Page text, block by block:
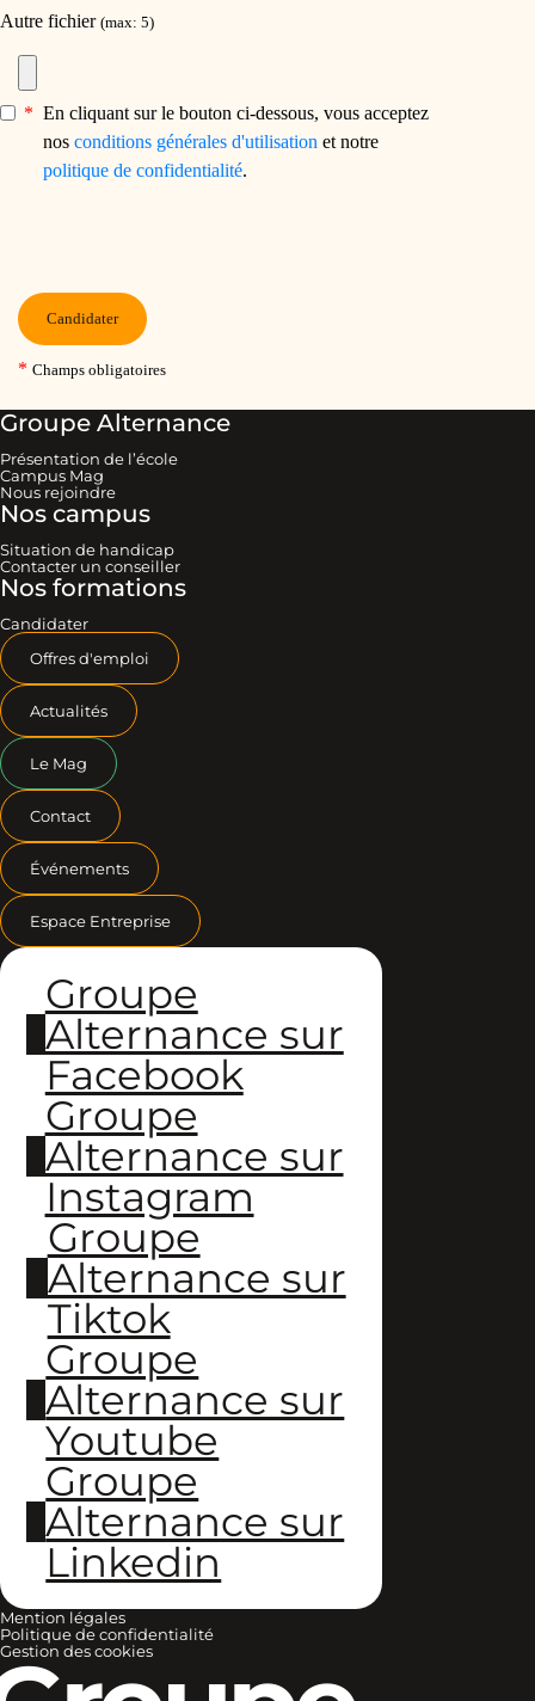
Groupe Alternance
Présentation de l’école
Campus Mag
Nous rejoindre
Nos campus
Situation de handicap
Contacter un conseiller
Nos formations
Candidater
Offres d'emploi
Actualités
Le Mag
Contact
Événements
Espace Entreprise
Groupe
Alternance sur
Facebook
Groupe
Alternance sur
Instagram
Groupe
Alternance sur
Tiktok
Groupe
Alternance sur
Youtube
Groupe
Alternance sur
Linkedin
Mention légales
Politique de confidentialité
Gestion des cookies